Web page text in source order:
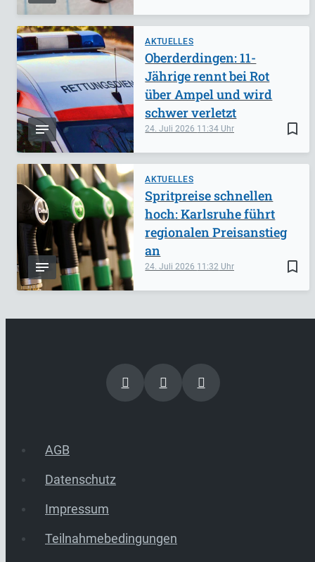
AKTUELLES
bookmark_border
24. Juli 2026 11:34
Oberderdingen: 11-
Jährige rennt bei Rot
über Ampel und wird
schwer verletzt
AKTUELLES
bookmark_border
24. Juli 2026 11:32
Spritpreise schnellen
hoch: Karlsruhe führt
regionalen Preisanstieg
an
AGB
Datenschutz
Impressum
Teilnahmebedingungen